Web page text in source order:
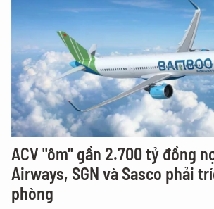
ACV "ôm" gần 2.700 tỷ đồng
Airways, SGN và Sasco phải
phòng